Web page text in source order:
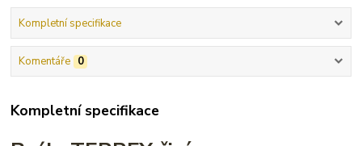
Kompletní specifikace
Komentáře 0
Kompletní specifikace